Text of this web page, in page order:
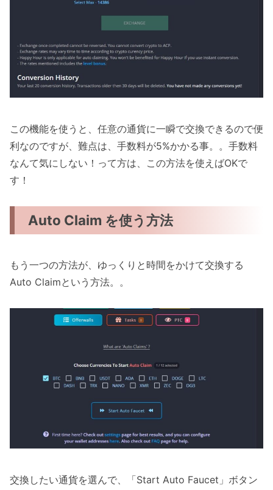
この機能を使うと、任意の通貨に一瞬で交換できるので便
利なのですが、難点は、手数料が5%かかる事。。手数料
なんて気にしない！って方は、この方法を使えばOKで
す！
Auto Claim を使う方法
もう一つの方法が、ゆっくりと時間をかけて交換する
Auto Claimという方法。。
交換したい通貨を選んで、「Start Auto Faucet」ボタン